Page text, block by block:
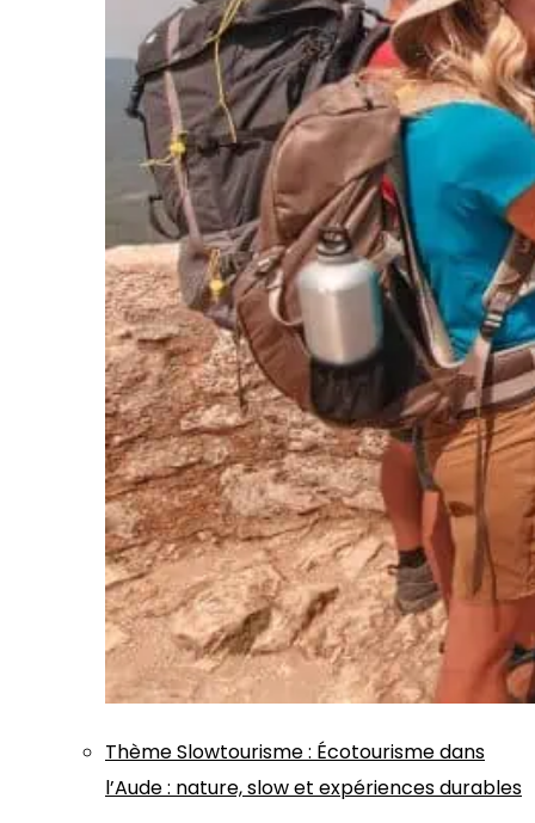
ThèmeSlowtourisme: Écotourisme dans
l’Aude : nature, slow et expériences durables